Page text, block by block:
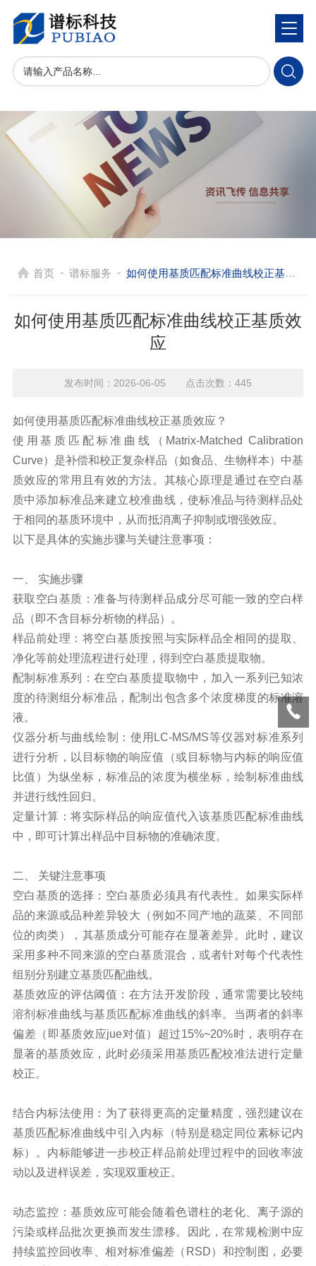
首页 - 谱标服务 - 如何使用基质匹配标准曲线校正基质效应
如何使用基质匹配标准曲线校正基质效
应
发布时间：2026-06-05 点击次数：445
如何使用基质匹配标准曲线校正基质效应？
使用基质匹配标准曲线（Matrix-Matched Calibration
Curve）是补偿和校正复杂样品（如食品、生物样本）中基
质效应的常用且有效的方法。其核心原理是通过在空白基
质中添加标准品来建立校准曲线，使标准品与待测样品处
于相同的基质环境中，从而抵消离子抑制或增强效应。
以下是具体的实施步骤与关键注意事项：
一、 实施步骤
获取空白基质：准备与待测样品成分尽可能一致的空白样
品（即不含目标分析物的样品）。
样品前处理：将空白基质按照与实际样品全相同的提取、
净化等前处理流程进行处理，得到空白基质提取物。
配制标准系列：在空白基质提取物中，加入一系列已知浓
度的待测组分标准品，配制出包含多个浓度梯度的标准溶
液。
仪器分析与曲线绘制：使用 LC-MS/MS等仪器对标准系列
进行分析，以目标物的响应值（或目标物与内标的响应值
比值）为纵坐标，标准品的浓度为横坐标，绘制标准曲线
并进行线性回归。
定量计算：将实际样品的响应值代入该基质匹配标准曲线
中，即可计算出样品中目标物的准确浓度。
二、 关键注意事项
空白基质的选择：空白基质必须具有代表性。如果实际样
品的来源或品种差异较大（例如不同产地的蔬菜、不同部
位的肉类），其基质成分可能存在显著差异。此时，建议
采用多种不同来源的空白基质混合，或者针对每个代表性
组别分别建立基质匹配曲线。
基质效应的评估阈值：在方法开发阶段，通常需要比较纯
溶剂标准曲线与基质匹配标准曲线的斜率。当两者的斜率
偏差（即基质效应jue对值）超过15%~20%时，表明存在
显著的基质效应，此时必须采用基质匹配校准法进行定量
校正。
结合内标法使用：为了获得更高的定量精度，强烈建议在
基质匹配标准曲线中引入内标（特别是稳定同位素标记内
标）。内标能够进一步校正样品前处理过程中的回收率波
动以及进样误差，实现双重校正。
动态监控：基质效应可能会随着色谱柱的老化、离子源的
污染或样品批次更换而发生漂移。因此，在常规检测中应
持续监控回收率、相对标准偏差（RSD）和控制图，必要